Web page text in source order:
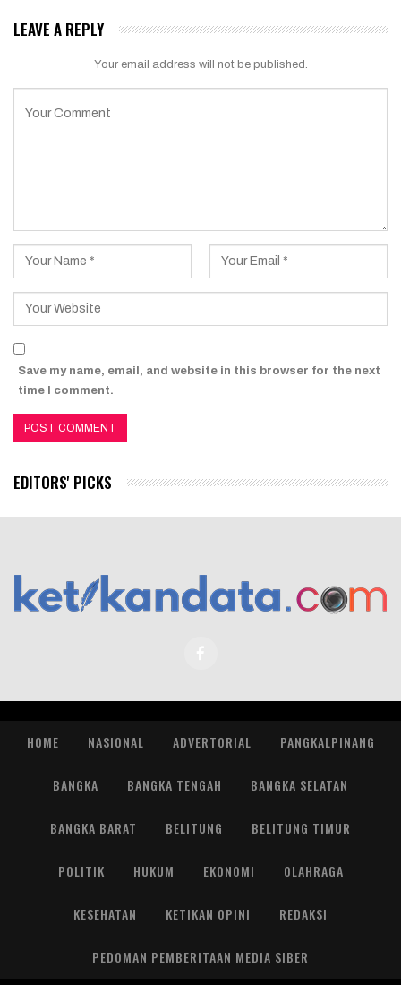
LEAVE A REPLY
Your email address will not be published.
Save my name, email, and website in this browser for the next
time I comment.
EDITORS' PICKS
HOME NASIONAL ADVERTORIAL PANGKALPINANG
BANGKA BANGKA TENGAH BANGKA SELATAN
BANGKA BARAT BELITUNG BELITUNG TIMUR
POLITIK HUKUM EKONOMI OLAHRAGA
KESEHATAN KETIKAN OPINI REDAKSI
PEDOMAN PEMBERITAAN MEDIA SIBER